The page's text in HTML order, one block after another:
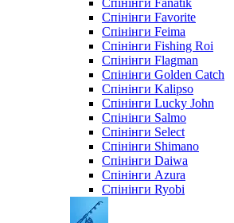
Спінінги Fanatik
Спінінги Favorite
Спінінги Feima
Спінінги Fishing Roi
Спінінги Flagman
Спінінги Golden Catch
Спінінги Kalipso
Спінінги Lucky John
Спінінги Salmo
Спінінги Select
Спінінги Shimano
Спінінги Daiwa
Спінінги Azura
Спінінги Ryobi